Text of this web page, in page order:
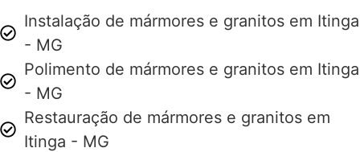
Instalação de mármores e granitos em Itinga
- MG
Polimento de mármores e granitos em Itinga
- MG
Restauração de mármores e granitos em
Itinga - MG